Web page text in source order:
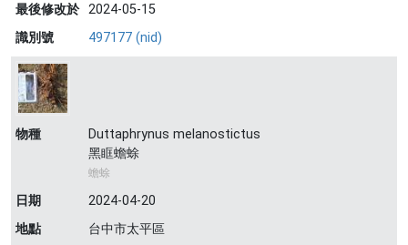
最後修改於 2024-05-15
識別號
497177 (nid)
物種
Duttaphrynus melanostictus
黑眶蟾蜍
蟾蜍
日期
2024-04-20
地點
台中市太平區